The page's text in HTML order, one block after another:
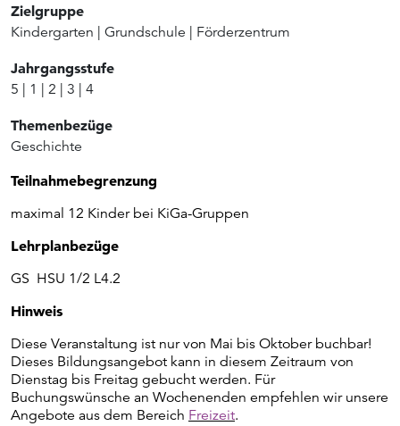
Zielgruppe
Kindergarten | Grundschule | Förderzentrum
Jahrgangsstufe
5 | 1 | 2 | 3 | 4
Themenbezüge
Geschichte
Teilnahmebegrenzung
maximal 12 Kinder bei KiGa-Gruppen
Lehrplanbezüge
GS HSU 1/2 L4.2
Hinweis
Diese Veranstaltung ist nur von Mai bis Oktober buchbar!
Dieses Bildungsangebot kann in diesem Zeitraum von
Dienstag bis Freitag gebucht werden. Für
Buchungswünsche an Wochenenden empfehlen wir unsere
Angebote aus dem Bereich Freizeit.